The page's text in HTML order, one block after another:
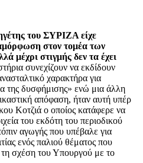
του ΣΥΡΙΖΑ είχε
στον τομέα των
μέχρι στιγμής δεν τα έχει
συνεχίζουν να εκδίδουν
χαρακτήρα για
της δυσφήμισης» ενώ μια άλλη
απόφαση, ήταν αυτή υπέρ
Κοτζιά ο οποίος κατάφερε να
του εκδότη του περιοδικού
αγωγής που υπέβαλε για
ενός παλιού θέματος που
σχέση του Υπουργού με το